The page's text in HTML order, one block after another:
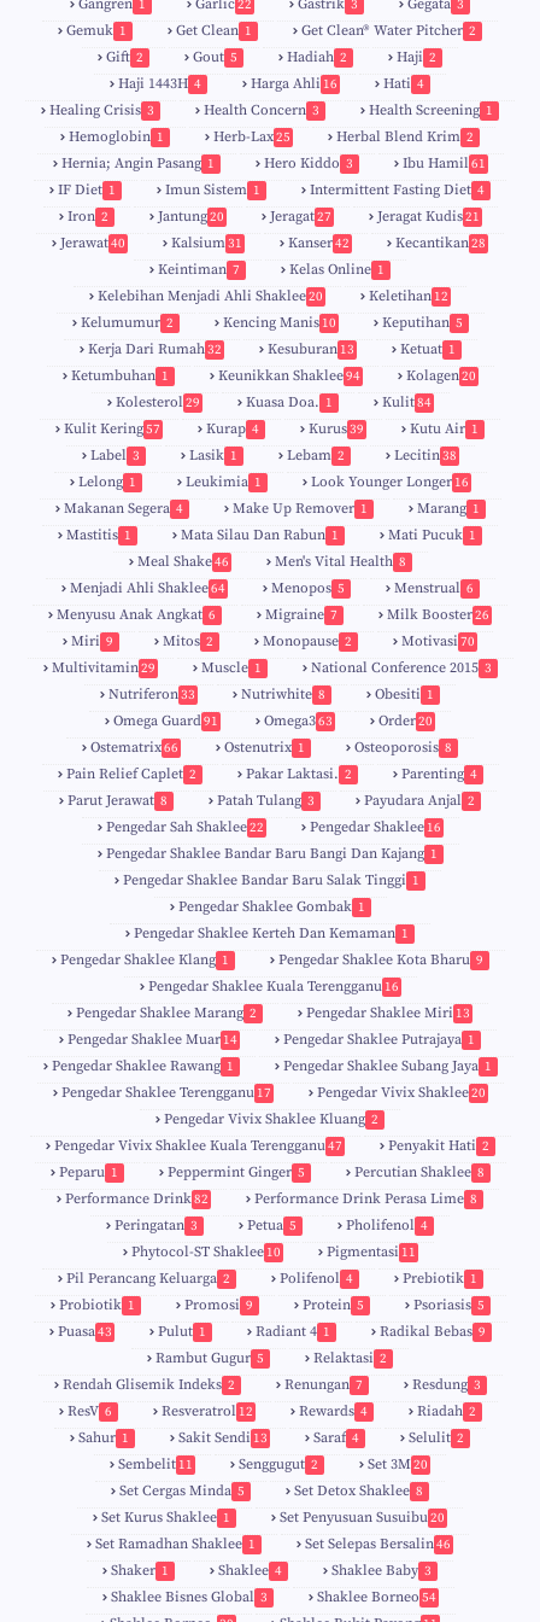
Gangren 1 Garlic22 Gastrik 3 Gegata 3
Gemuk 1 Get Clean 1 Get Clean® Water Pitcher 2
Gift 2 Gout 5 Hadiah 2 Haji 2
Haji 1443H 4 Harga Ahli 16 Hati 4
Healing Crisis 3 Health Concern 3 Health Screening 1
Hemoglobin 1 Herb-Lax25 Herbal Blend Krim 2
Hernia; Angin Pasang 1 Hero Kiddo 3 Ibu Hamil61
IF Diet 1 Imun Sistem 1 Intermittent Fasting Diet 4
Iron 2 Jantung20 Jeragat27 Jeragat Kudis21
Jerawat40 Kalsium31 Kanser42 Kecantikan28
Keintiman 7 Kelas Online 1
Kelebihan Menjadi Ahli Shaklee20 Keletihan 12
Kelumumur 2 Kencing Manis 10 Keputihan 5
Kerja Dari Rumah32 Kesuburan 13 Ketuat 1
Ketumbuhan 1 Keunikkan Shaklee94 Kolagen20
Kolesterol29 Kuasa Doa. 1 Kulit84
Kulit Kering57 Kurap 4 Kurus39 Kutu Air 1
Label 3 Lasik 1 Lebam 2 Lecitin38
Lelong 1 Leukimia 1 Look Younger Longer 16
Makanan Segera 4 Make Up Remover 1 Marang 1
Mastitis 1 Mata Silau Dan Rabun 1 Mati Pucuk 1
Meal Shake46 Men's Vital Health 8
Menjadi Ahli Shaklee64 Menopos 5 Menstrual 6
Menyusu Anak Angkat 6 Migraine 7 Milk Booster26
Miri 9 Mitos 2 Monopause 2 Motivasi 70
Multivitamin29 Muscle 1 National Conference 2015 3
Nutriferon33 Nutriwhite 8 Obesiti 1
Omega Guard91 Omega363 Order20
Ostematrix66 Ostenutrix 1 Osteoporosis 8
Pain Relief Caplet 2 Pakar Laktasi. 2 Parenting 4
Parut Jerawat 8 Patah Tulang 3 Payudara Anjal 2
Pengedar Sah Shaklee22
9
Pengedar Shaklee 16
5
Pengedar Shaklee Bandar Baru Bangi Dan Kajang 1
Pengedar Shaklee Bandar Baru Salak Tinggi 1
Pengedar Shaklee Gombak 1
Pengedar Shaklee Kerteh Dan Kemaman 1
Pengedar Shaklee Klang 1 Pengedar Shaklee Kota Bharu 9
Pengedar Shaklee Kuala Terengganu 16
4
Pengedar Shaklee Marang 2 Pengedar Shaklee Miri 13
1
Pengedar Shaklee Muar 14
0
Pengedar Shaklee Putrajaya 1
Pengedar Shaklee Rawang 1 Pengedar Shaklee Subang Jaya 1
Pengedar Shaklee Terengganu 17 Pengedar Vivix Shaklee20
Pengedar Vivix Shaklee Kluang 2
Pengedar Vivix Shaklee Kuala Terengganu47 Penyakit Hati 2
Peparu 1 Peppermint Ginger 5 Percutian Shaklee 8
Performance Drink82 Performance Drink Perasa Lime 8
Peringatan 3 Petua 5 Pholifenol 4
Phytocol-ST Shaklee 10 Pigmentasi 11
Pil Perancang Keluarga 2 Polifenol 4 Prebiotik 1
Probiotik 1 Promosi 9 Protein 5 Psoriasis 5
Puasa43 Pulut 1 Radiant 4 1 Radikal Bebas 9
Rambut Gugur 5 Relaktasi 2
Rendah Glisemik Indeks 2 Renungan 7 Resdung 3
ResV 6 Resveratrol 12 Rewards 4 Riadah 2
Sahur 1 Sakit Sendi 13 Saraf 4 Selulit 2
Sembelit 11 Senggugut 2 Set 3M20
Set Cergas Minda 5 Set Detox Shaklee 8
Set Kurus Shaklee 1 Set Penyusuan Susuibu20
Set Ramadhan Shaklee 1 Set Selepas Bersalin46
Shaker 1 Shaklee 4 Shaklee Baby 3
Shaklee Bisnes Global 3 Shaklee Borneo 54